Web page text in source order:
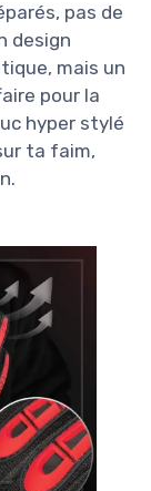
pas de
design
mais un
pour la
hyper stylé
ta faim,